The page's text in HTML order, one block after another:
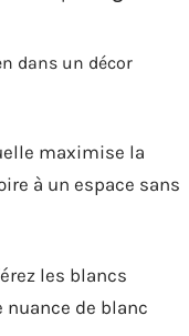
dans un décor
maximise la
à un espace sans
les blancs
nuance de blanc